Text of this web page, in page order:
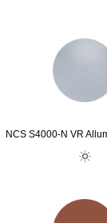
NCS S4000-N VR